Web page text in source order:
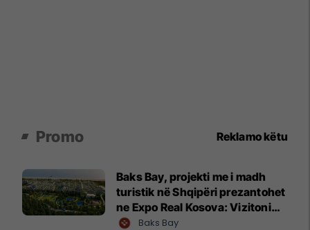
Promo Reklamo këtu
Baks Bay, projekti me i madh
turistik në Shqipëri prezantohet
ne Expo Real Kosova: Vizitoni
shtandin dhe zbuloni
Baks Bay